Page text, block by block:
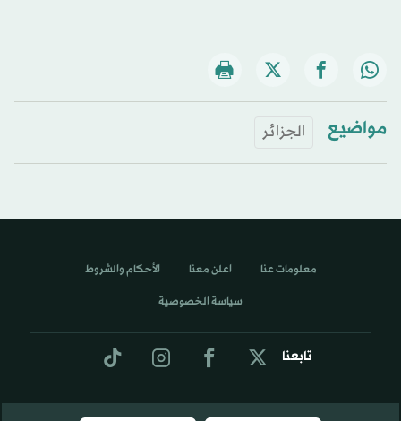
مواضيع الجزائر
تابعنا
معلومات عنا اعلن معنا الأحكام والشروط
سياسة الخصوصية